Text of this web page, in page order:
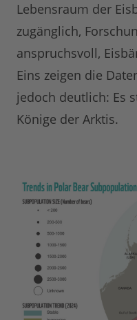
Lebensraum der
zugänglich,
anspruchsvoll,
Eins zeigen die
jedoch deutlich: Es
Könige der Arktis.